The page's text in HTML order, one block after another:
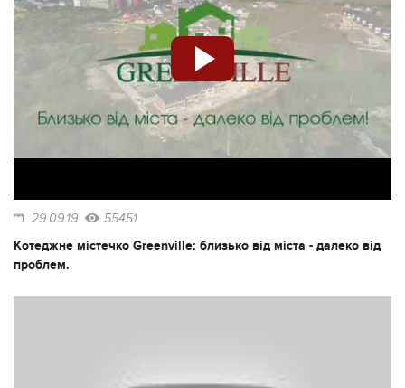
29.09.19 55451
Котеджне містечко Greenville: близько від міста - далеко від
проблем.